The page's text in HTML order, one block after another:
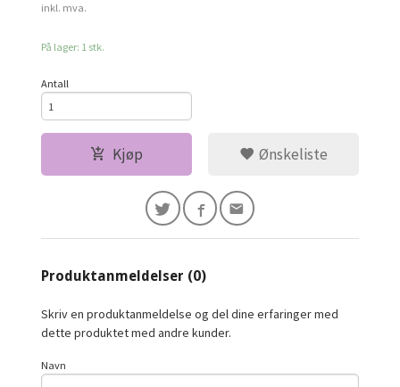
inkl. mva.
På lager: 1 stk.
Antall
Kjøp Ønskeliste
Produktanmeldelser (0)
Skriv en produktanmeldelse og del dine erfaringer med
dette produktet med andre kunder.
Navn